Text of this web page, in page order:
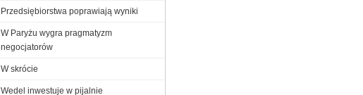
Przedsiębiorstwa poprawiają wyniki
W Paryżu wygra pragmatyzm
negocjatorów
W skrócie
Wedel inwestuje w pijalnie